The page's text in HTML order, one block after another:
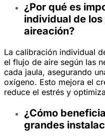
¿Por qué es
individual de
aireación?
La calibración individual
el flujo de aire según las
cada jaula, asegurando
oxígeno. Esto mejora el
reduce el estrés y
¿Cómo
grandes